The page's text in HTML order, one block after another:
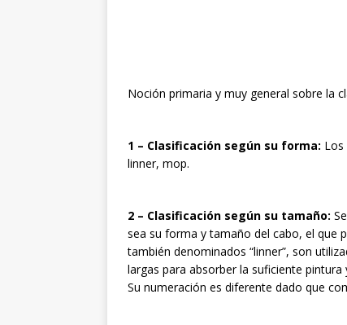
Noción primaria y muy general sobre la
1 – Clasificación según su forma: Los
linner, mop.
2 – Clasificación según su tamaño:
sea su forma y tamaño del cabo, el que
también denominados “linner”, son
largas para absorber la suficiente
Su numeración es diferente dado que